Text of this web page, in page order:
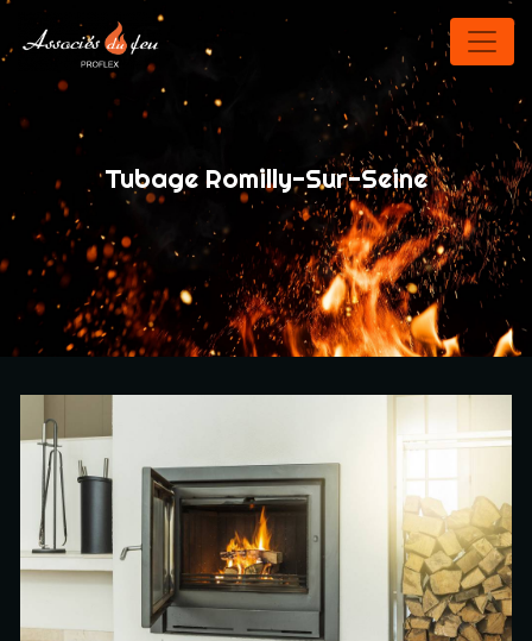
Panneau de gestion des cookies
Tubage Romilly-Sur-Seine